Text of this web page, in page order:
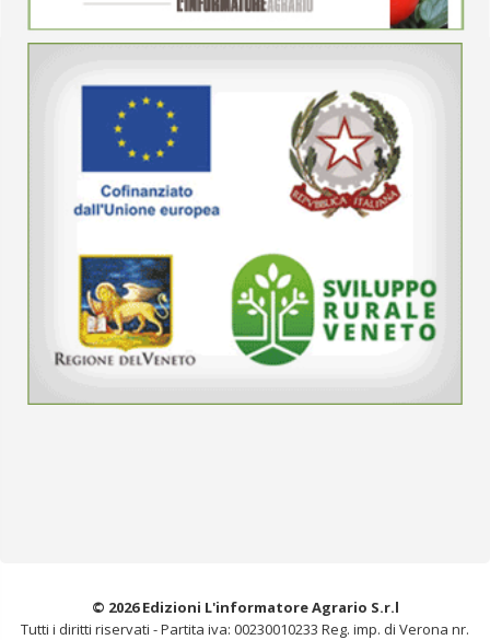
© 2026 Edizioni L'informatore Agrario S.r.l
Tutti i diritti riservati -Partita iva: 00230010233 Reg. imp. di Verona nr.